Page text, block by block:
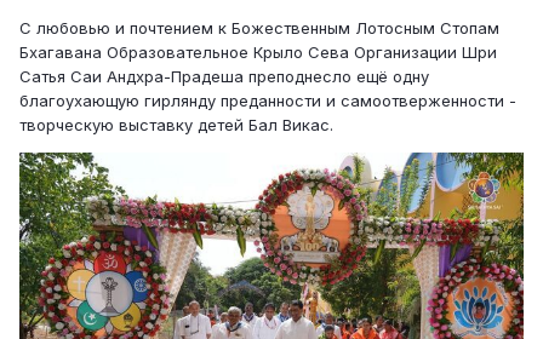
С любовью и почтением к Божественным Лотосным Стопам
Бхагавана Образовательное Крыло Сева Организации Шри
Сатья Саи Андхра-Прадеша преподнесло ещё одну
благоухающую гирлянду преданности и самоотверженности -
творческую выставку детей Бал Викас.